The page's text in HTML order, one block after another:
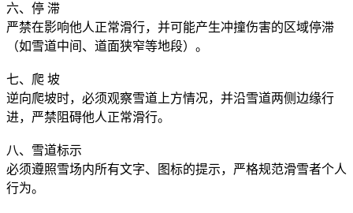
六、停 滞
严禁在影响他人正常滑行，并可能产生冲撞伤害的区域停滞
（如雪道中间、道面狭窄等地段）。
七、爬 坡
逆向爬坡时，必须观察雪道上方情况，并沿雪道两侧边缘行
进，严禁阻碍他人正常滑行。
八、雪道标示
必须遵照雪场内所有文字、图标的提示，严格规范滑雪者个人
行为。